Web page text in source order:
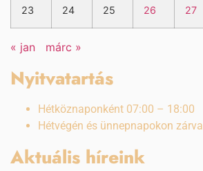
23 24 25 26 27
« jan márc »
Nyitvatartás
Hétköznaponként 07:00 – 18:00
Hétvégén és ünnepnapokon zárva
Aktuális híreink